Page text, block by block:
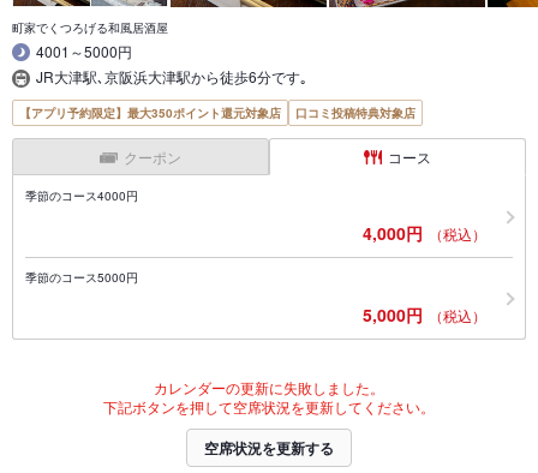
町家でくつろげる和風居酒屋
4001～5000円
JR大津駅､京阪浜大津駅から徒歩6分です｡
【アプリ予約限定】最大350ポイント還元対象店 口コミ投稿特典対象店
クーポン コース
季節のコース4000円
4,000円 （税込）
季節のコース5000円
5,000円 （税込）
カレンダーの更新に失敗しました。
下記ボタンを押して空席状況を更新してください。
空席状況を更新する